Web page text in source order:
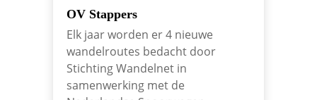
OV Stappers
Elk jaar worden er 4 nieuwe
wandelroutes bedacht door
Stichting Wandelnet in
samenwerking met de